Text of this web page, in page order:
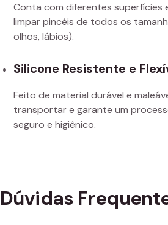
Conta com diferentes superfícies
limpar pincéis de todos os
olhos, lábios).
Silicone Resistente e
Feito de material durável e
transportar e garante um
seguro e higiênico.
Dúvidas